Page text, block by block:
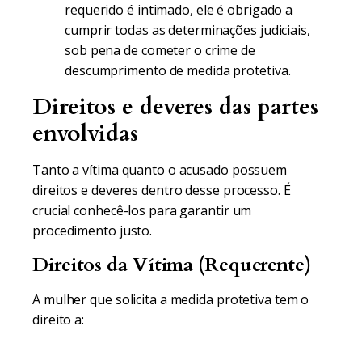
requerido é intimado, ele é obrigado a
cumprir todas as determinações judiciais,
sob pena de cometer o crime de
descumprimento de medida protetiva.
Direitos e deveres das partes
envolvidas
Tanto a vítima quanto o acusado possuem
direitos e deveres dentro desse processo. É
crucial conhecê-los para garantir um
procedimento justo.
Direitos da Vítima (Requerente)
A mulher que solicita a medida protetiva tem o
direito a: